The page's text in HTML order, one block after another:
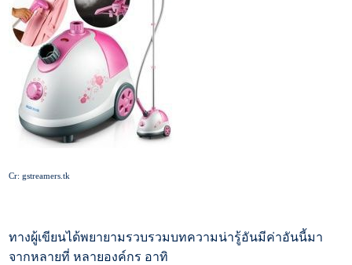
Cr: gstreamers.tk
ทางผู้เขียนได้พยายามรวบรวมบทความน่ารู้อันมีค่าอันนี้มา
จากหลายที่ หลายองค์กร อาทิ